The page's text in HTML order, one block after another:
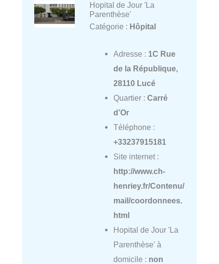
Hopital de Jour 'La
Parenthèse'
Catégorie : Hôpital
Adresse : 1C Rue
de la République,
28110 Lucé
Quartier : Carré
d’Or
Téléphone :
+33237915181
Site internet :
http://www.ch-
henriey.fr/Contenu/
mail/coordonnees.
html
Hopital de Jour 'La
Parenthèse' à
domicile : non